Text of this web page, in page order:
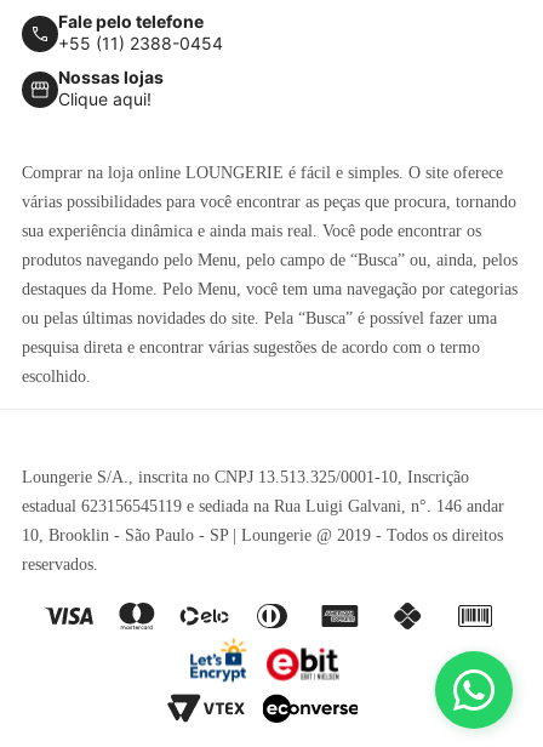
Fale pelo telefone
+55 (11) 2388-0454
Nossas lojas
Clique aqui!
Comprar na loja online LOUNGERIE é fácil e simples. O site oferece
várias possibilidades para você encontrar as peças que procura, tornando
sua experiência dinâmica e ainda mais real. Você pode encontrar os
produtos navegando pelo Menu, pelo campo de “Busca” ou, ainda, pelos
destaques da Home. Pelo Menu, você tem uma navegação por categorias
ou pelas últimas novidades do site. Pela “Busca” é possível fazer uma
pesquisa direta e encontrar várias sugestões de acordo com o termo
escolhido.
Loungerie S/A., inscrita no CNPJ 13.513.325/0001-10, Inscrição
estadual 623156545119 e sediada na Rua Luigi Galvani, n°. 146 andar
10, Brooklin - São Paulo - SP | Loungerie @ 2019 - Todos os direitos
reservados.